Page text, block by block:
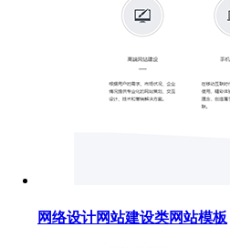
网络设计网站建设类网站模板